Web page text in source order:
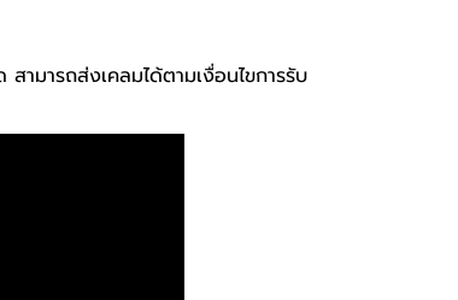
มารถส่งเคลมได้ตามเงื่อนไขการรับ